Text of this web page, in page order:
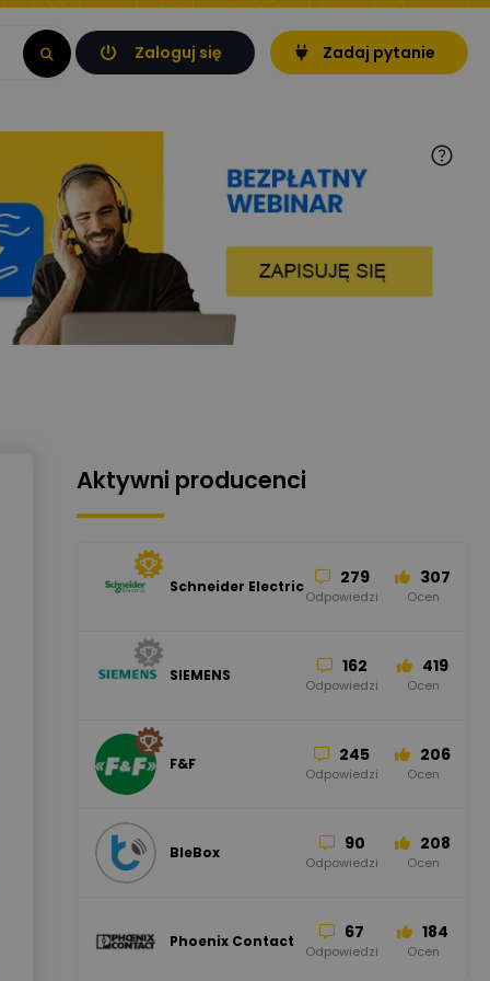
Zaloguj się Zadaj pytanie
Aktywni producenci
Schneider Electric 279
Odpowiedzi
307
Ocen
SIEMENS 162
Odpowiedzi
419
Ocen
F&F 245
Odpowiedzi
206
Ocen
BleBox 90
Odpowiedzi
208
Ocen
Phoenix Contact 67
Odpowiedzi
184
Ocen